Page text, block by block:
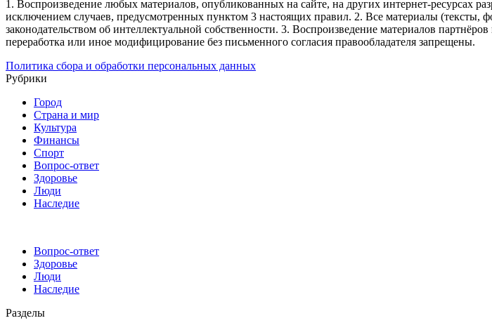
1. Воспроизведение любых материалов, опубликованных на сайте, на других интернет-ресурсах
исключением случаев, предусмотренных пунктом 3 настоящих правил. 2. Все материалы (тексты,
законодательством об интеллектуальной собственности. 3. Воспроизведение материалов
переработка или иное модифицирование без письменного согласия правообладателя запрещены.
Политика сбора и обработки персональных данных
Рубрики
Город
Страна и мир
Культура
Финансы
Спорт
Вопрос-ответ
Здоровье
Люди
Наследие
Вопрос-ответ
Здоровье
Люди
Наследие
Разделы